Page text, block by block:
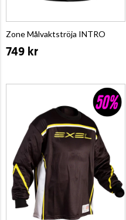
Zone Målvaktströja INTRO
749 kr